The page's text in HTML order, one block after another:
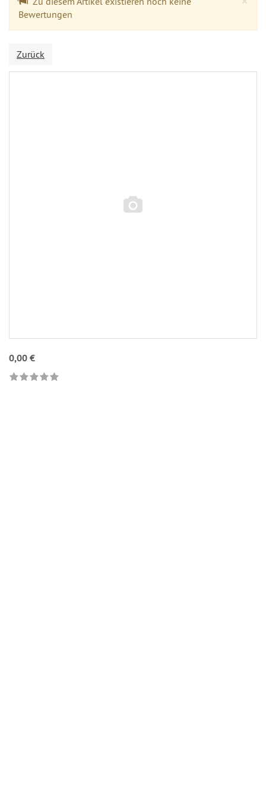
Bewertungen
Zurück
0,00 €